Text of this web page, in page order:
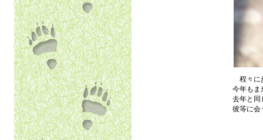
程々に
今年もま
去年と同
彼等に会